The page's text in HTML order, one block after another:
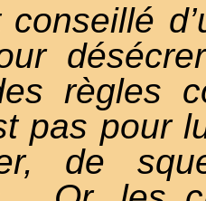
règles
pas pour
de